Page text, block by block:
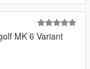
MK 6 Variant